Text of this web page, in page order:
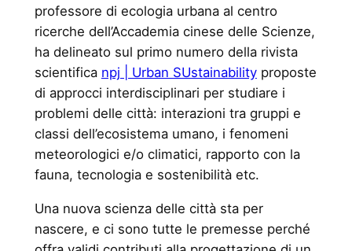
professore di ecologia urbana al centro
ricerche dell’Accademia cinese delle Scienze,
ha delineato sul primo numero della rivista
scientifica npj | Urban SUstainabilityproposte
di approcci interdisciplinari per studiare i
problemi delle città: interazioni tra gruppi e
classi dell’ecosistema umano, i fenomeni
meteorologici e/o climatici, rapporto con la
fauna, tecnologia e sostenibilità etc.
Una nuova scienza delle città sta per
nascere, e ci sono tutte le premesse perché